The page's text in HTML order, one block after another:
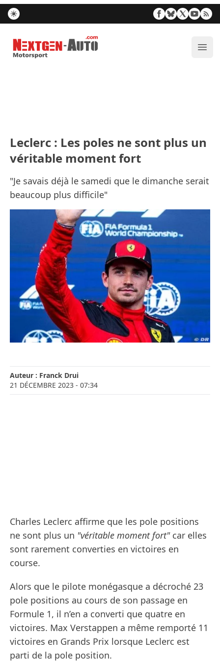
Nextgen-Auto.com
Leclerc : Les poles ne sont plus un
véritable moment fort
"Je savais déjà le samedi que le dimanche serait
beaucoup plus difficile"
Auteur : Franck Drui
21 DÉCEMBRE 2023 - 07:34
Charles Leclerc affirme que les pole positions
ne sont plus un "véritable moment fort"car elles
sont rarement converties en victoires en
course.
Alors que le pilote monégasque a décroché 23
pole positions au cours de son passage en
Formule 1, il n’en a converti que quatre en
victoires. Max Verstappen a même remporté 11
victoires en Grands Prix lorsque Leclerc est
parti de la pole position.